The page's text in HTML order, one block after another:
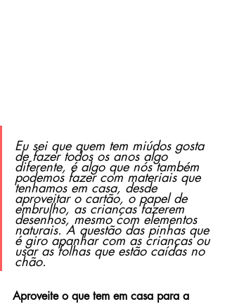
Eu sei que quem tem miúdos gosta
de fazer todos os anos algo
diferente, é algo que nós também
podemos fazer com materiais que
tenhamos em casa, desde
aproveitar o cartão, o papel de
embrulho, as crianças fazerem
desenhos, mesmo com elementos
naturais. A questão das pinhas que
é giro apanhar com as crianças ou
usar as folhas que estão caídas no
chão.
Aproveite o que tem em casa para a